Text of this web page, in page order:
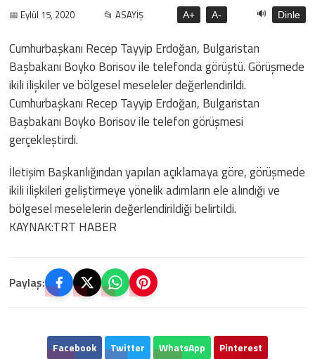
📅 Eylül 15, 2020 📂 ASAYİŞ A+ A- 🔊 Dinle
Cumhurbaşkanı Recep Tayyip Erdoğan, Bulgaristan
Başbakanı Boyko Borisov ile telefonda görüştü. Görüşmede
ikili ilişkiler ve bölgesel meseleler değerlendirildi.
Cumhurbaşkanı Recep Tayyip Erdoğan, Bulgaristan
Başbakanı Boyko Borisov ile telefon görüşmesi
gerçekleştirdi.
İletişim Başkanlığından yapılan açıklamaya göre, görüşmede
ikili ilişkileri geliştirmeye yönelik adımların ele alındığı ve
bölgesel meselelerin değerlendirildiği belirtildi.
KAYNAK:TRT HABER
Paylaş:
Facebook Twitter WhatsApp Pinterest